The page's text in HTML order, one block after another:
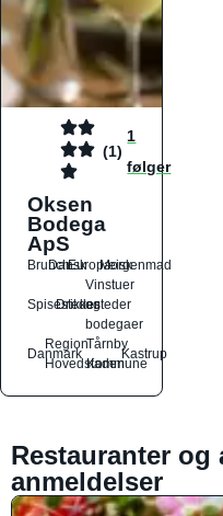
(1)
1
følger
Oksen
Bodega
ApS
Brunch
DanskEuropæiskMorgenmad
Spisesteder
Drikkesteder
Vinstuer
og
bodegaer
Danmark
Region
Hovedstaden
Tårnby
Kommune
Kastrup
Restauranter og
anmeldelser